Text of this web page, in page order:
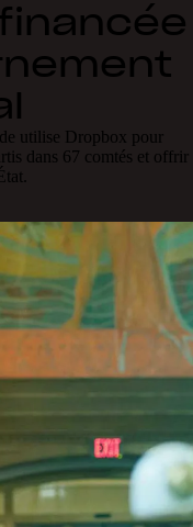
utilise Dropbox pour
dans 67 comtés et offrir